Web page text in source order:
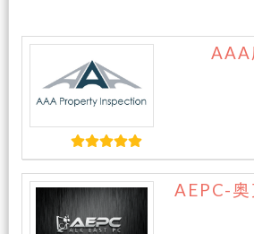
AAA
AEPC-